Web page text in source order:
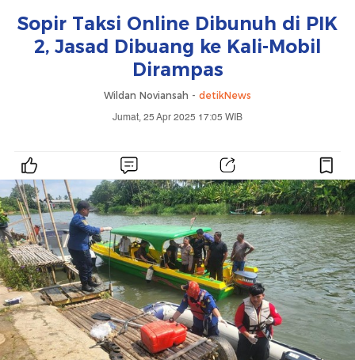
Sopir Taksi Online Dibunuh di PIK
2, Jasad Dibuang ke Kali-Mobil
Dirampas
Wildan Noviansah - detikNews
Jumat, 25 Apr 2025 17:05 WIB